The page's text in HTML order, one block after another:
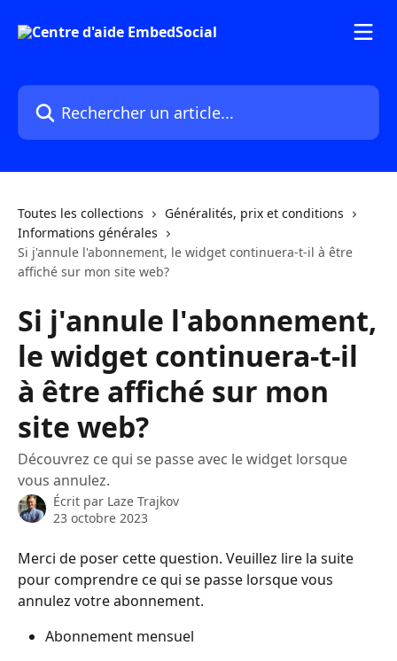
Rechercher un article...
Toutes les collections
Généralités, prix et conditions
Informations générales
Si j'annule l'abonnement, le widget continuera-t-il à être
affiché sur mon site web?
Si j'annule l'abonnement,
le widget continuera-t-il
à être affiché sur mon
site web?
Découvrez ce qui se passe avec le widget lorsque
vous annulez.
Écrit par Laze Trajkov
23 octobre 2023
Merci de poser cette question. Veuillez lire la suite
pour comprendre ce qui se passe lorsque vous
annulez votre abonnement.
Abonnement mensuel